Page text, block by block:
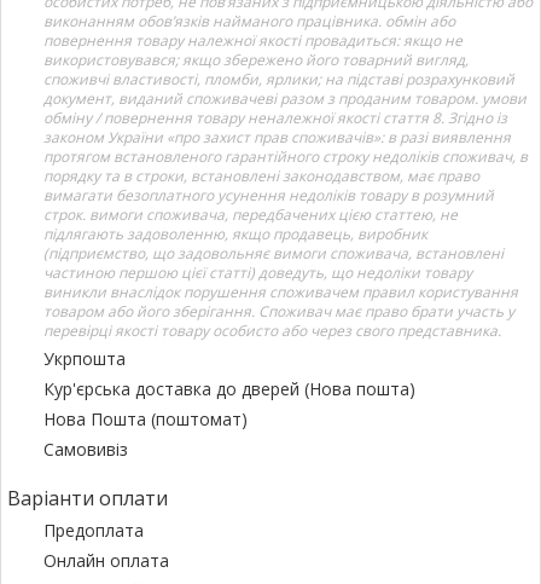
виконанням обов’язків найманого працівника. обмін або
повернення товару належної якості провадиться: якщо не
використовувався; якщо збережено його товарний вигляд,
споживчі властивості, пломби, ярлики; на підставі розрахунковий
документ, виданий споживачеві разом з проданим товаром. умови
обміну / повернення товару неналежної якості стаття 8. Згідно із
законом України «про захист прав споживачів»: в разі виявлення
протягом встановленого гарантійного строку недоліків споживач, в
порядку та в строки, встановлені законодавством, має право
вимагати безоплатного усунення недоліків товару в розумний
строк. вимоги споживача, передбачених цією статтею, не
підлягають задоволенню, якщо продавець, виробник
(підприємство, що задовольняє вимоги споживача, встановлені
частиною першою цієї статті) доведуть, що недоліки товару
виникли внаслідок порушення споживачем правил користування
товаром або його зберігання. Споживач має право брати участь у
перевірці якості товару особисто або через свого представника.
Укрпошта
Кур'єрська доставка до дверей (Нова пошта)
Нова Пошта (поштомат)
Самовивіз
Варіанти оплати
Предоплата
Онлайн оплата